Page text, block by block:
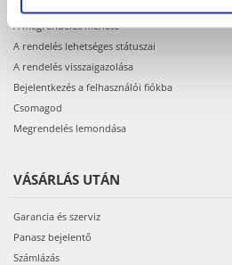
A megrendelés menete
A rendelés lehetséges státuszai
A rendelés visszaigazolása
Bejelentkezés a felhasználói fiókba
Csomagod
Megrendelés lemondása
VÁSÁRLÁS UTÁN
Garancia és szerviz
Panasz bejelentő
Számlázás